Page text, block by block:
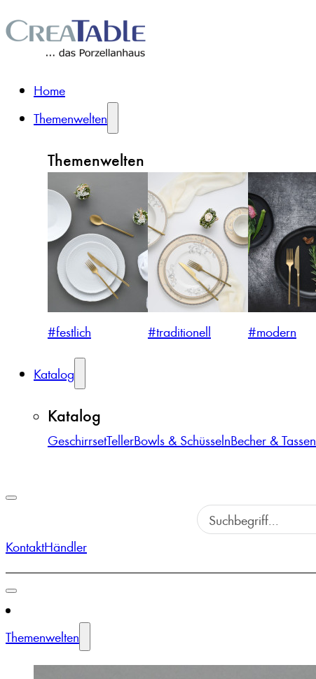
Home
Themenwelten
Themenwelten
#festlich #traditionell #modern
Katalog
Katalog
GeschirrsetTellerBowls & SchüsselnBecher & Tassen
KontaktHändler
Themenwelten